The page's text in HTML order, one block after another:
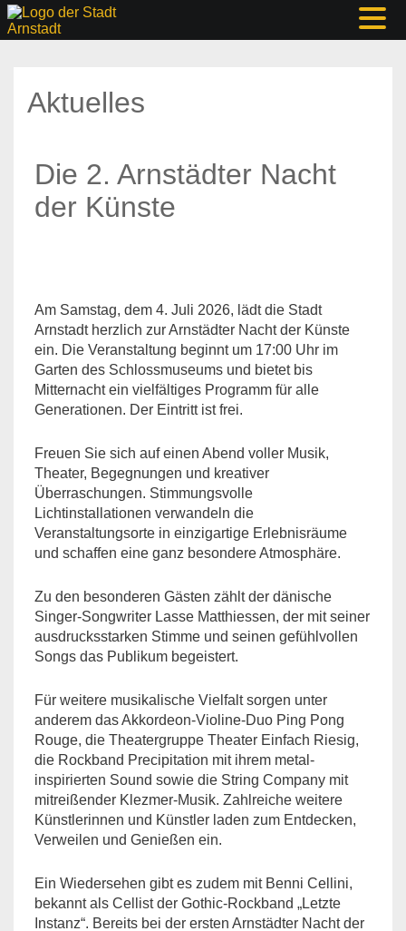
Aktuelles
Die 2. Arnstädter Nacht
der Künste
Am Samstag, dem 4. Juli 2026, lädt die Stadt
Arnstadt herzlich zur Arnstädter Nacht der Künste
ein. Die Veranstaltung beginnt um 17:00 Uhr im
Garten des Schlossmuseums und bietet bis
Mitternacht ein vielfältiges Programm für alle
Generationen. Der Eintritt ist frei.
Freuen Sie sich auf einen Abend voller Musik,
Theater, Begegnungen und kreativer
Überraschungen. Stimmungsvolle
Lichtinstallationen verwandeln die
Veranstaltungsorte in einzigartige Erlebnisräume
und schaffen eine ganz besondere Atmosphäre.
Zu den besonderen Gästen zählt der dänische
Singer-Songwriter Lasse Matthiessen, der mit seiner
ausdrucksstarken Stimme und seinen gefühlvollen
Songs das Publikum begeistert.
Für weitere musikalische Vielfalt sorgen unter
anderem das Akkordeon-Violine-Duo Ping Pong
Rouge, die Theatergruppe Theater Einfach Riesig,
die Rockband Precipitation mit ihrem metal-
inspirierten Sound sowie die String Company mit
mitreißender Klezmer-Musik. Zahlreiche weitere
Künstlerinnen und Künstler laden zum Entdecken,
Verweilen und Genießen ein.
Ein Wiedersehen gibt es zudem mit Benni Cellini,
bekannt als Cellist der Gothic-Rockband „Letzte
Instanz“. Bereits bei der ersten Arnstädter Nacht der